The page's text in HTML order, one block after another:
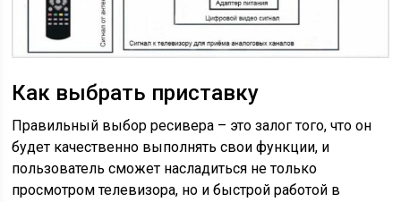
Как выбрать приставку
Правильный выбор ресивера – это залог того, что он
будет качественно выполнять свои функции, и
пользователь сможет насладиться не только
просмотром телевизора, но и быстрой работой в